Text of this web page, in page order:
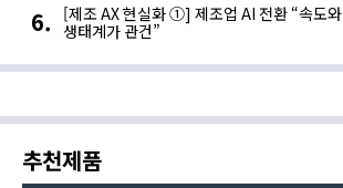
[제조 AX 현실화 ①] 제조업 AI 전환 “속도와
생태계가 관건”
추천제품